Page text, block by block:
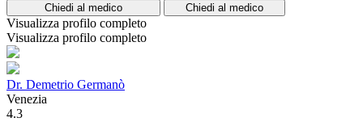
Chiedi al medico Chiedi al medico
Visualizza profilo completo
Visualizza profilo completo
Dr. Demetrio Germanò
Venezia
4.3